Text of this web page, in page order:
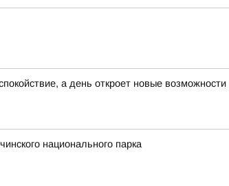
а день откроет новые возможности
национального парка